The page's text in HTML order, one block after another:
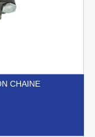
CHAINE